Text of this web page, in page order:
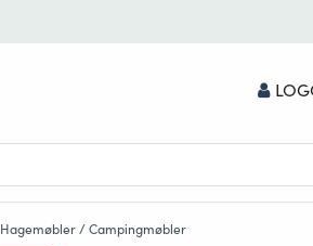
Hagemøbler /Campingmøbler